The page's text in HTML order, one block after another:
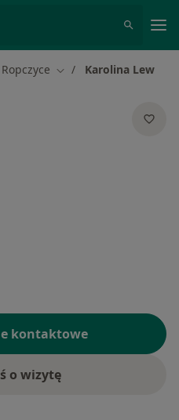
Ropczyce Zmień miasto
Karolina Lew
kontaktowe
o wizytę